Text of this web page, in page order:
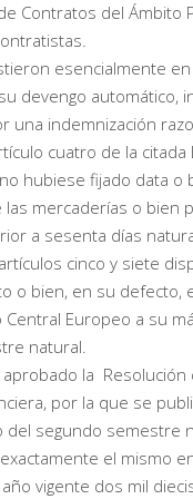
Contratos del
esencialmente
devengo automático,
una indemnización
cuatro de la
hubiese fijado data
mercaderías o bien
a sesenta días
cinco y siete
o bien, en su
Central Europeo a su
natural.
la
por la que se
del segundo semestre
el mismo
vigente dos mil